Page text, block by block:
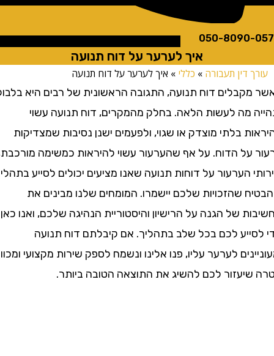
050-
איך לערער על דוח תנועה
דין תעבורה»כללי»איך לערער על דוח תנועה
דוח תנועה, התגובה הראשונית של רבים היא בלבול
מה לעשות הלאה. בחלק מהמקרים, דוח תנועה עשוי
בלתי מוצדק או שגוי, ולפעמים ישנן נסיבות שמצדיקות
הדוח. על אף שהערעור עשוי להיראות כמשימה מורכבת,
הערעור על דוחות תנועה שאנו מציעים יכולים לסייע בתהליך
שהזכויות שלכם יישמרו. המומחים שלנו מבינים את
של הגנה על הרישיון והיסטוריית הנהיגה שלכם, ואנו כאן
לכם בכל שלב בתהליך. אם קיבלתם דוח תנועה
לערער עליו, פנו אלינו ונשמח לספק שירות מקצועי ומכוון
לכם להשיג את התוצאה הטובה ביותר.